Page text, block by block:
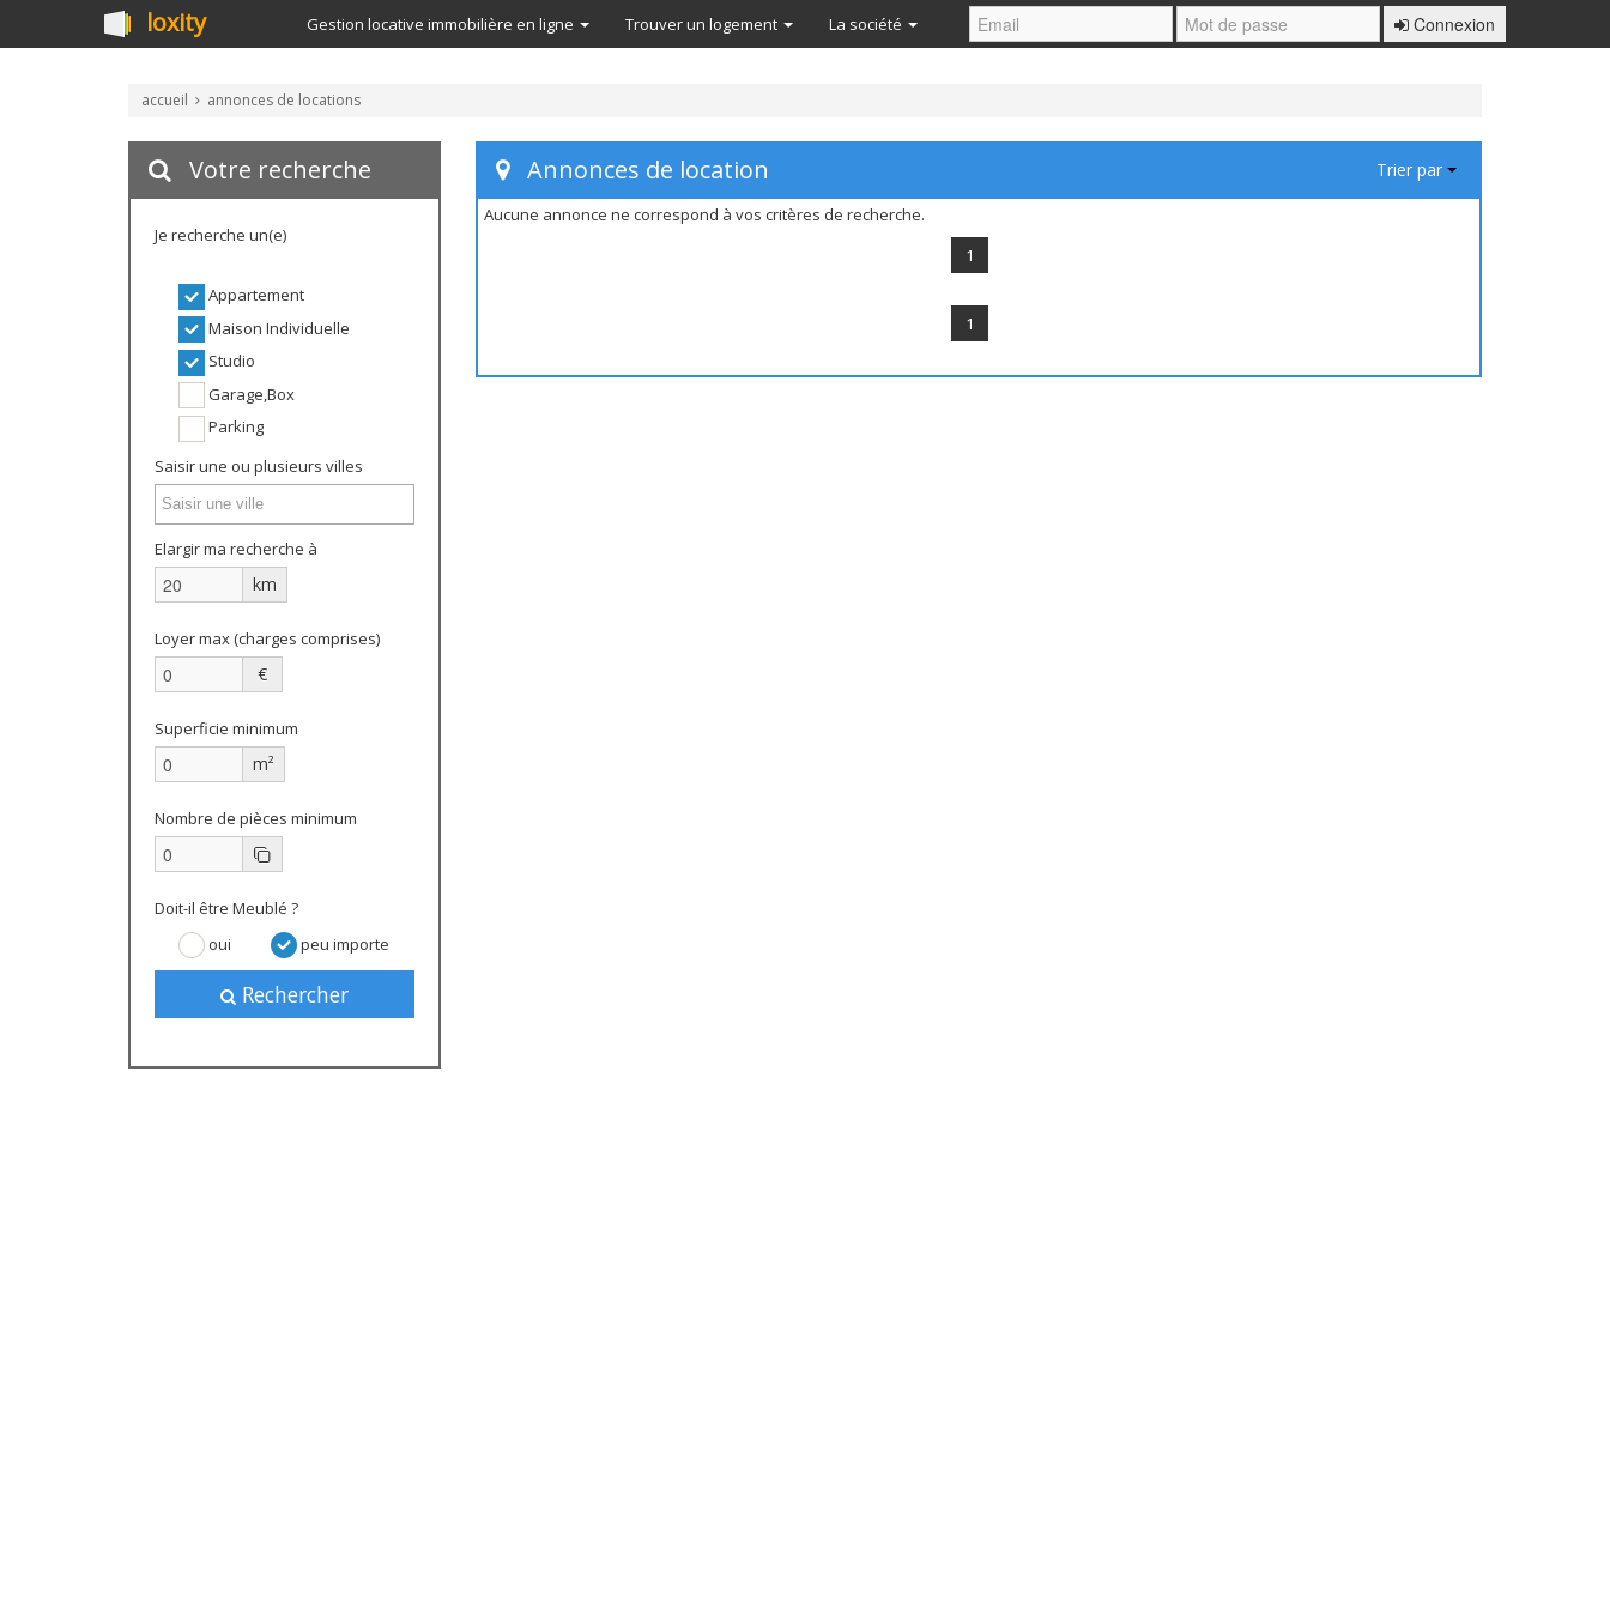
loxity Gestion locative immobilière en ligne Trouver un logement La société Connexion
accueil annonces de locations
Votre recherche
Je recherche un(e)
Appartement
Maison Individuelle
Studio
Garage,Box
Parking
Saisir une ou plusieurs villes
Elargir ma recherche à
km
Loyer max (charges comprises)
€
Superficie minimum
m²
Nombre de pièces minimum
Doit-il être Meublé ?
oui
peu importe
Rechercher
Annonces de location Trier par
Aucune annonce ne correspond à vos critères de recherche.
1
1